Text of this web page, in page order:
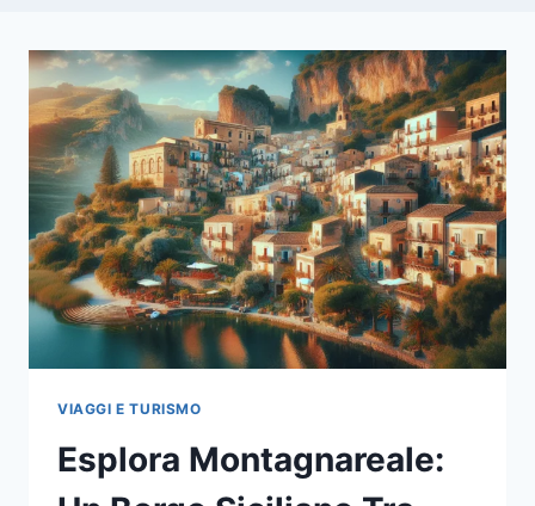
VIAGGI E TURISMO
Esplora Montagnareale: